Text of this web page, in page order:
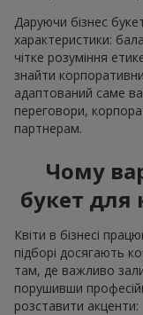
Даруючи бізнес
характеристики:
чітке розуміння
знайти
адаптований саме
переговори,
партнерам.
Чому
букет для
Квіти в бізнесі
підборі досягають
там, де важливо
порушивши
розставити акценти: